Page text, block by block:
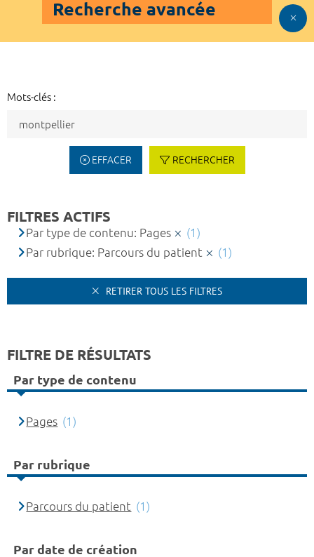
Recherche avancée
Mots-clés :
EFFACER RECHERCHER
FILTRES ACTIFS
Par type de contenu: Pages
(1)
Par rubrique: Parcours du patient
(1)
RETIRER TOUS LES FILTRES
FILTRE DE RÉSULTATS
Par type de contenu
Pages (1)
Par rubrique
Parcours du patient (1)
Par date de création